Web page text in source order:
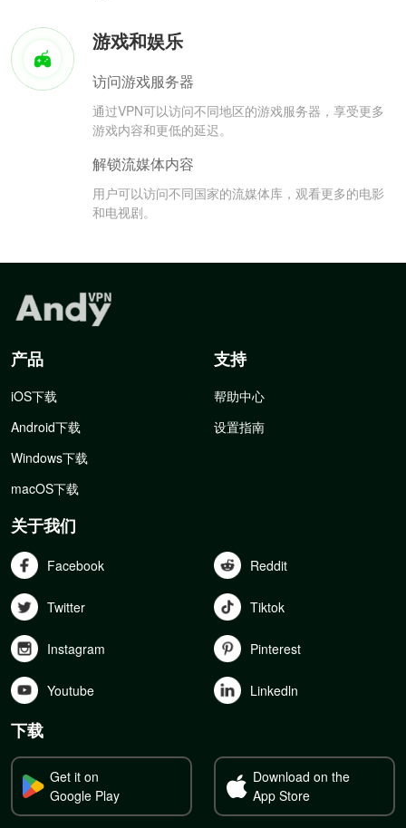
游戏和娱乐
访问游戏服务器
通过VPN可以访问不同地区的游戏服务器，享受更多
游戏内容和更低的延迟。
解锁流媒体内容
用户可以访问不同国家的流媒体库，观看更多的电影
和电视剧。
产品
iOS下载
Android下载
Windows下载
macOS下载
支持
帮助中心
设置指南
关于我们
Facebook Reddit
Twitter Tiktok
Instagram Pinterest
Youtube Linkedln
下载
Get it on
Google Play
Download on the
App Store